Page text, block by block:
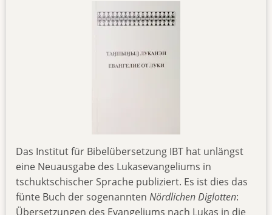
Das Institut für Bibelübersetzung IBT hat unlängst
eine Neuausgabe des Lukasevangeliums in
tschuktschischer Sprache publiziert. Es ist dies das
fünte Buch der sogenannten Nördlichen Diglotten:
Übersetzungen des Evangeliums nach Lukas in die